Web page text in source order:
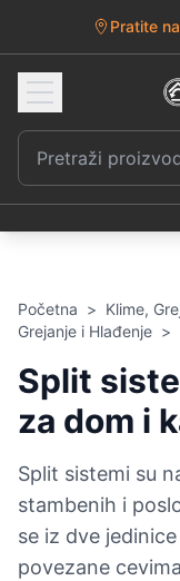
Pratite
Početna > Klime,
Grejanje i Hlađenje >
Split
za dom i
Split sistemi su
stambenih i
se iz dve
povezane